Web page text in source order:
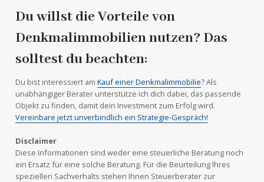
Du willst die Vorteile von
Denkmalimmobilien nutzen? Das
solltest du beachten:
Du bist interessiert am Kauf einer Denkmalimmobilie? Als
unabhängiger Berater unterstütze ich dich dabei, das passende
Objekt zu finden, damit dein Investment zum Erfolg wird.
Vereinbare jetzt unverbindlich ein Strategie-Gespräch!
Disclaimer
Diese Informationen sind weder eine steuerliche Beratung noch
ein Ersatz für eine solche Beratung. Für die Beurteilung Ihres
speziellen Sachverhalts stehen Ihnen Steuerberater zur